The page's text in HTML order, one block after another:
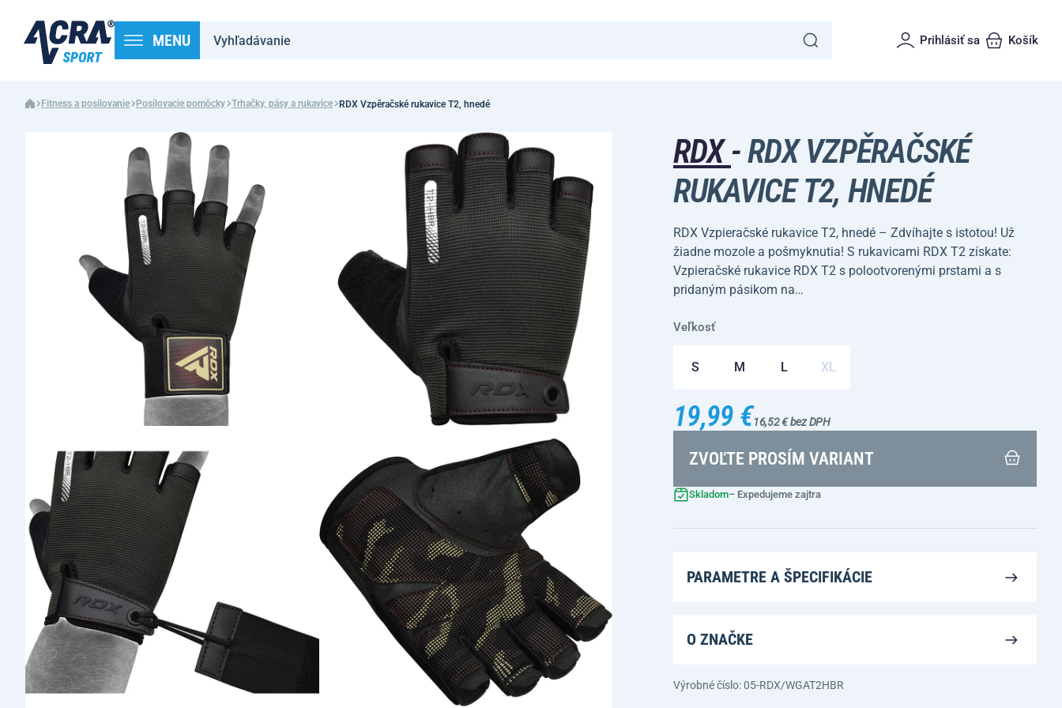
MENU Prihlásiť sa Košík
Fitness a posilovanie Posilovacie pomôcky Trhačky, pásy a rukavice RDX Vzpěračské rukavice T2, hnedé
RDX-RDX VZPĚRAČSKÉ
RUKAVICE T2, HNEDÉ
RDX Vzpieračské rukavice T2, hnedé – Zdvíhajte s istotou! Už
žiadne mozole a pošmyknutia! S rukavicami RDX T2 získate:
Vzpieračské rukavice RDX T2 s polootvorenými prstami a s
pridaným pásikom na…
Veľkosť
S M L XL
19,99 €16,52 € bez DPH
ZVOĽTE PROSÍM VARIANT
Skladom– Expedujeme zajtra
PARAMETRE A ŠPECIFIKÁCIE
O ZNAČKE
Výrobné číslo: 05-RDX/WGAT2HBR